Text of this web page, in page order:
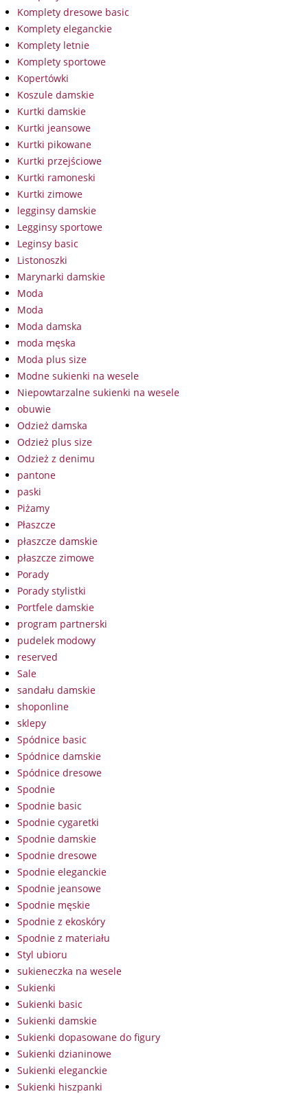
Komplety dresowe basic
Komplety eleganckie
Komplety letnie
Komplety sportowe
Kopertówki
Koszule damskie
Kurtki damskie
Kurtki jeansowe
Kurtki pikowane
Kurtki przejściowe
Kurtki ramoneski
Kurtki zimowe
legginsy damskie
Legginsy sportowe
Leginsy basic
Listonoszki
Marynarki damskie
Moda
Moda
Moda damska
moda męska
Moda plus size
Modne sukienki na wesele
Niepowtarzalne sukienki na wesele
obuwie
Odzież damska
Odzież plus size
Odzież z denimu
pantone
paski
Piżamy
Płaszcze
płaszcze damskie
płaszcze zimowe
Porady
Porady stylistki
Portfele damskie
program partnerski
pudelek modowy
reserved
Sale
sandału damskie
shoponline
sklepy
Spódnice basic
Spódnice damskie
Spódnice dresowe
Spodnie
Spodnie basic
Spodnie cygaretki
Spodnie damskie
Spodnie dresowe
Spodnie eleganckie
Spodnie jeansowe
Spodnie męskie
Spodnie z ekoskóry
Spodnie z materiału
Styl ubioru
sukieneczka na wesele
Sukienki
Sukienki basic
Sukienki damskie
Sukienki dopasowane do figury
Sukienki dzianinowe
Sukienki eleganckie
Sukienki hiszpanki